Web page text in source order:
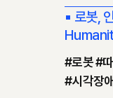
▪ ​로봇,
#로봇 #
#시각장